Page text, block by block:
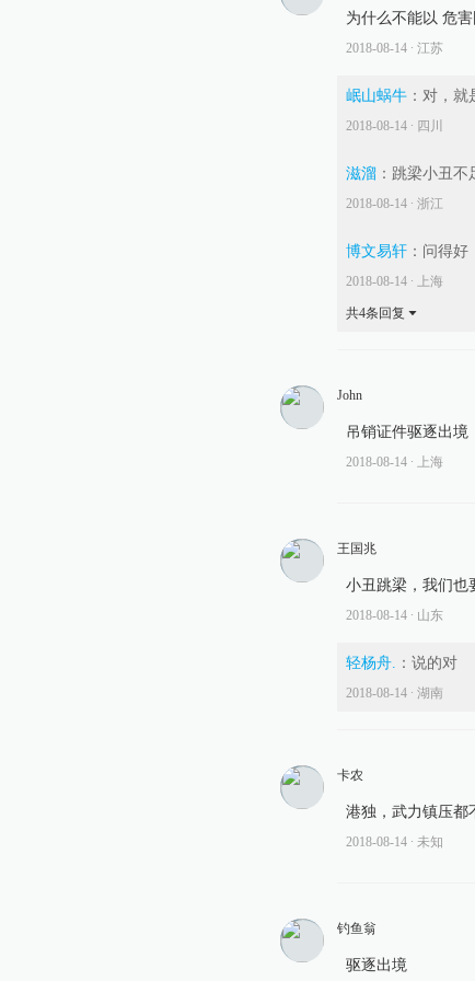
为什么不能以 危
2018-08-14 ∙ 江苏
岷山蜗牛 ： 对，就
2018-08-14 ∙ 四川
滋溜 ： 跳梁小丑不
2018-08-14 ∙ 浙江
博文易轩 ： 问得好
2018-08-14 ∙ 上海
共4条回复
John
吊销证件驱逐出境
2018-08-14 ∙ 上海
王国兆
小丑跳梁，我们也
2018-08-14 ∙ 山东
轻杨舟. ： 说的对
2018-08-14 ∙ 湖南
卡农
港独，武力镇压都
2018-08-14 ∙ 未知
钓鱼翁
驱逐出境